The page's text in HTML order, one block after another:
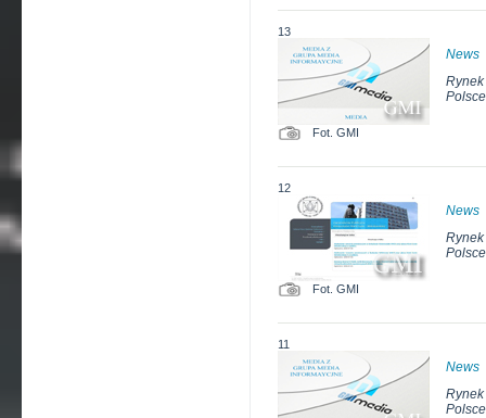
13
News
Fot. GMI
12
News
Fot. GMI
11
News